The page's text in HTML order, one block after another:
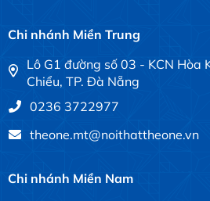
Chi nhánh Miền Trung
Lô G1 đường số 03 - KCN Hòa
Chiểu, TP. Đà Nẵng
0236 3722977
theone.mt@noithattheone.vn
Chi nhánh Miền Nam